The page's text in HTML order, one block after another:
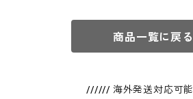
フルオーダー
商品一覧に戻る
////// 海外発送対応可